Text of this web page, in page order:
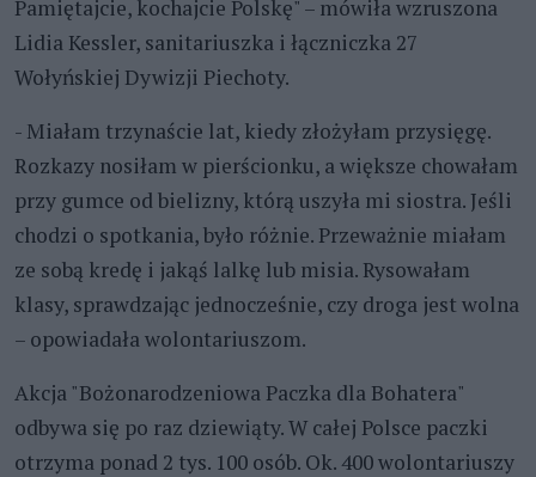
Pamiętajcie, kochajcie Polskę" – mówiła wzruszona
Lidia Kessler, sanitariuszka i łączniczka 27
Wołyńskiej Dywizji Piechoty.
- Miałam trzynaście lat, kiedy złożyłam przysięgę.
Rozkazy nosiłam w pierścionku, a większe chowałam
przy gumce od bielizny, którą uszyła mi siostra. Jeśli
chodzi o spotkania, było różnie. Przeważnie miałam
ze sobą kredę i jakąś lalkę lub misia. Rysowałam
klasy, sprawdzając jednocześnie, czy droga jest wolna
– opowiadała wolontariuszom.
Akcja "Bożonarodzeniowa Paczka dla Bohatera"
odbywa się po raz dziewiąty. W całej Polsce paczki
otrzyma ponad 2 tys. 100 osób. Ok. 400 wolontariuszy